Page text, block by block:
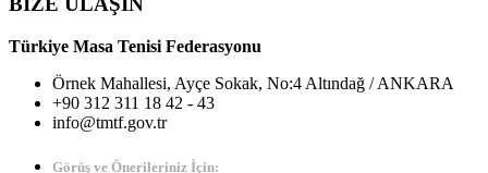
Türkiye Masa Tenisi Federasyonu
Örnek Mahallesi, Ayçe Sokak, No:4 Altındağ / ANKARA
+90 312 311 18 42 - 43
info@tmtf.gov.tr
Görüş ve Önerileriniz İçin: